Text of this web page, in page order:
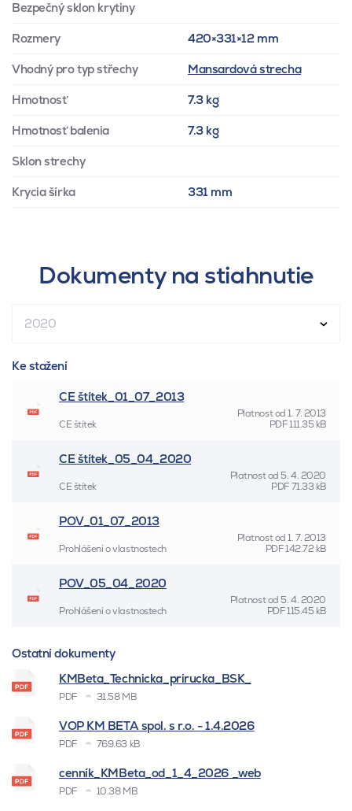
Bezpečný sklon krytiny
Rozmery 420×331×12 mm
Vhodný pro typ střechy Mansardová strecha
Hmotnosť 7.3 kg
Hmotnosť balenia 7.3 kg
Sklon strechy
Krycia šírka 331 mm
Dokumenty na stiahnutie
2020
Ke stažení
CE štítek_01_07_2013
Platnost od1. 7. 2013
CE štítek
PDF111.35 kB
CE štítek_05_04_2020
Platnost od 5. 4. 2020
CE štítek
PDF71.33 kB
POV_01_07_2013
Platnost od1. 7. 2013
Prohlášení o vlastnostech
PDF142.72 kB
POV_05_04_2020
Platnost od 5. 4. 2020
Prohlášení o vlastnostech
PDF115.45 kB
Ostatní dokumenty
KMBeta_Technicka_prirucka_BSK_
PDF 31.58 MB
VOP KM BETA spol. s r.o. - 1.4.2026
PDF 769.63 kB
cenník_KMBeta_od_1_4_2026 _web
PDF 10.38 MB